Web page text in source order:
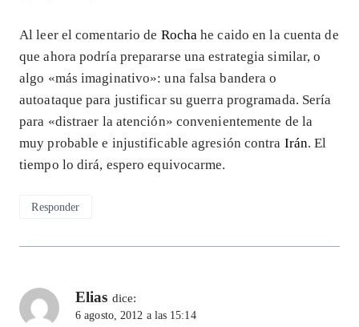
Al leer el comentario de Rochahe caido en la cuenta de
que ahora podría prepararse una estrategia similar, o
algo «más imaginativo»: una falsa bandera o
autoataque para justificar su guerra programada. Sería
para «distraer la atención» convenientemente de la
muy probable e injustificable agresión contra Irán. El
tiempo lo dirá, espero equivocarme.
Responder
Elias dice:
6 agosto, 2012 a las 15:14